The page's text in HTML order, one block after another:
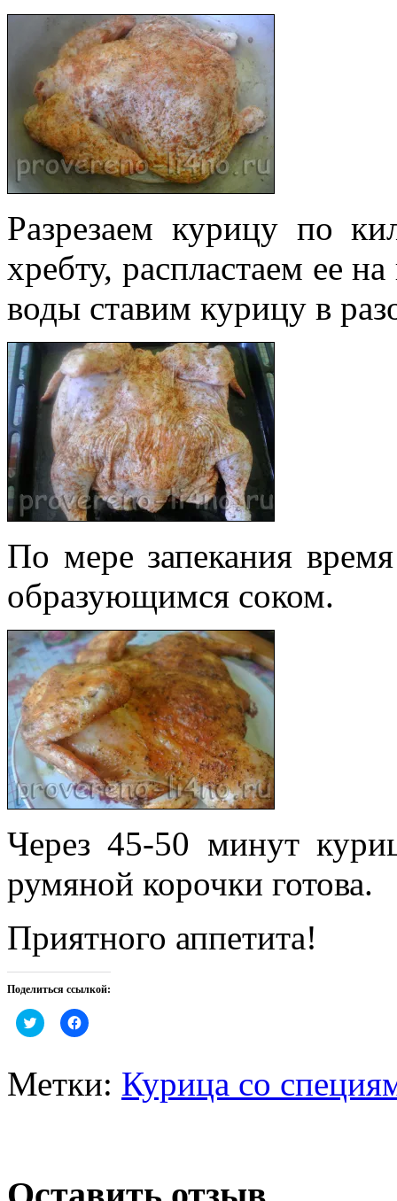
Разрезаем курицу по
хребту, распластаем ее
воды ставим курицу в
По мере запекания
образующимся соком.
Через 45-50 минут
румяной корочки готова.
Приятного аппетита!
Поделиться ссылкой:
Нажмите,
чтобы
(Открывается
в
новом
Нажмите,
чтобы
(Открывается
новом
Метки: Курица со